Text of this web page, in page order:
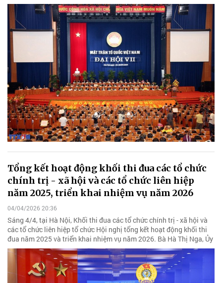
Tổng kết hoạt động khối thi đua các tổ chức
chính trị - xã hội và các tổ chức liên hiệp
năm 2025, triển khai nhiệm vụ năm 2026
04/04/2026 20:36
Sáng 4/4, tại Hà Nội, Khối thi đua các tổ chức chính trị - xã hội và
các tổ chức liên hiệp tổ chức Hội nghị tổng kết hoạt động khối thi
đua năm 2025 và triển khai nhiệm vụ năm 2026. Bà Hà Thị Nga, Ủy